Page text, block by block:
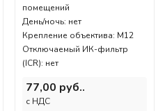
помещений
День/ночь: нет
Крепление объектива: M12
Отключаемый ИК-фильтр
(ICR): нет
77,00 руб..
c НДС